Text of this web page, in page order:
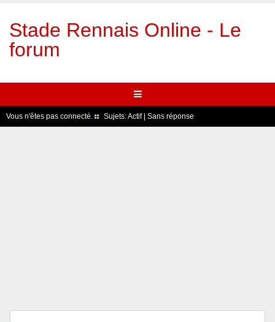
Stade Rennais Online - Le
forum
Vous n'êtes pas connecté. Sujets:Actif| Sans réponse